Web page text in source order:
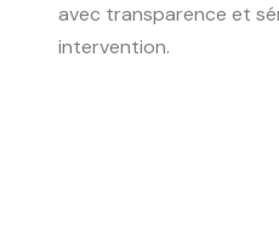
avec transparence et
intervention.